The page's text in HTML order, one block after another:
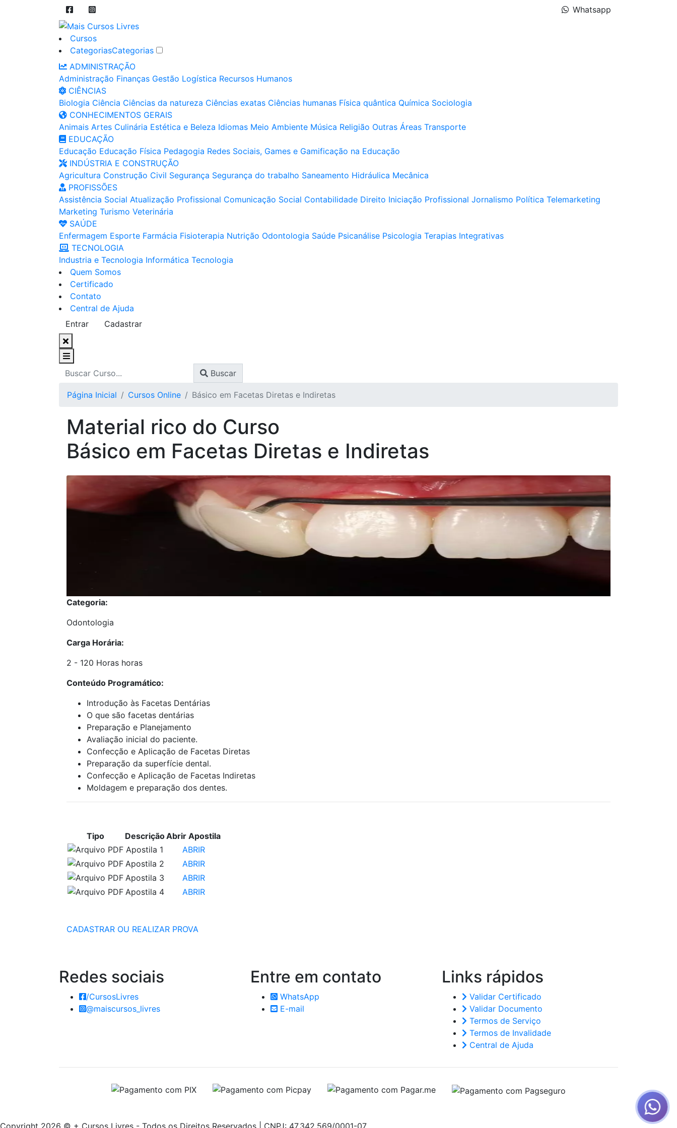
Whatsapp
Cursos
CategoriasCategorias
ADMINISTRAÇÃO
Administração Finanças Gestão Logística Recursos Humanos
CIÊNCIAS
Biologia Ciência Ciências da natureza Ciências exatas Ciências humanas Física quântica Química Sociologia
CONHECIMENTOS GERAIS
Animais Artes Culinária Estética e Beleza Idiomas Meio Ambiente Música Religião Outras Áreas Transporte
EDUCAÇÃO
Educação Educação Física Pedagogia Redes Sociais, Games e Gamificação na Educação
INDÚSTRIA E CONSTRUÇÃO
Agricultura Construção Civil Segurança Segurança do trabalho Saneamento Hidráulica Mecânica
PROFISSÕES
Assistência Social Atualização Profissional Comunicação Social Contabilidade Direito Iniciação Profissional Jornalismo Política Telemarketing
Marketing Turismo Veterinária
SAÚDE
Enfermagem Esporte Farmácia Fisioterapia Nutrição Odontologia Saúde Psicanálise Psicologia Terapias Integrativas
TECNOLOGIA
Industria e Tecnologia Informática Tecnologia
Quem Somos
Certificado
Contato
Central de Ajuda
Entrar
Cadastrar
Buscar
Página Inicial Cursos Online Básico em Facetas Diretas e Indiretas
Material rico do Curso
Básico em Facetas Diretas e Indiretas
Categoria:
Odontologia
Carga Horária:
2 - 120 Horas horas
Conteúdo Programático:
Introdução às Facetas Dentárias
O que são facetas dentárias
Preparação e Planejamento
Avaliação inicial do paciente.
Confecção e Aplicação de Facetas Diretas
Preparação da superfície dental.
Confecção e Aplicação de Facetas Indiretas
Moldagem e preparação dos dentes.
Tipo DescriçãoAbrir Apostila
Apostila 1
ABRIR
Apostila 2
ABRIR
Apostila 3
ABRIR
Apostila 4
ABRIR
CADASTRAR OU REALIZAR PROVA
Redes sociais
/CursosLivres
@maiscursos_livres
Entre em contato
WhatsApp
E-mail
Links rápidos
Validar Certificado
Validar Documento
Termos de Serviço
Termos de Invalidade
Central de Ajuda
Copyright 2026 © + Cursos Livres - Todos os Direitos Reservados | CNPJ: 47.342.569/0001-07